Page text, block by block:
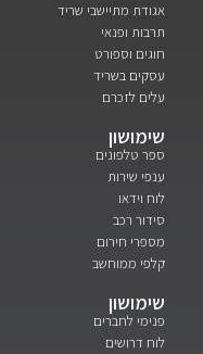
אגודת מתיישבי שריד
תרבות ופנאי
חוגים וספורט
עסקים בשריד
עלים לזכרם
שימושון
ספר טלפונים
ענפי שירות
לוח וידאו
סידור רכב
מספרי חירום
קלפי ממוחשב
שימושון
פנימי לחברים
לוח דרושים